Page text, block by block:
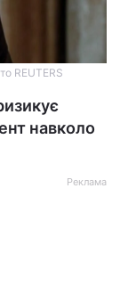
REUTERS
навколо
Реклама